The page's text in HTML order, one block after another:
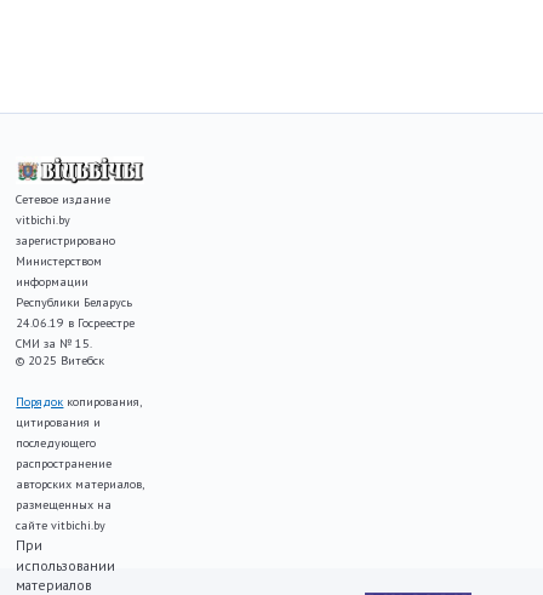
Сетевое издание
vitbichi.by
зарегистрировано
Министерством
информации
Республики Беларусь
24.06.19 в Госреестре
СМИ за № 15.
© 2025 Витебск
Порядок копирования,
цитирования и
последующего
распространение
авторских материалов,
размещенных на
сайте vitbichi.by
При
использовании
материалов